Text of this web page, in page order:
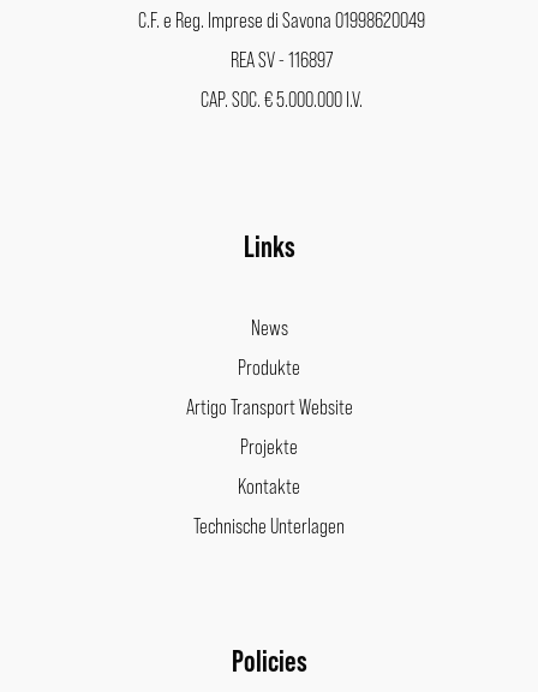
C.F. e Reg. Imprese di Savona 01998620049
REA SV - 116897
CAP. SOC. € 5.000.000 I.V.
Links
News
Produkte
Artigo Transport Website
Projekte
Kontakte
Technische Unterlagen
Policies